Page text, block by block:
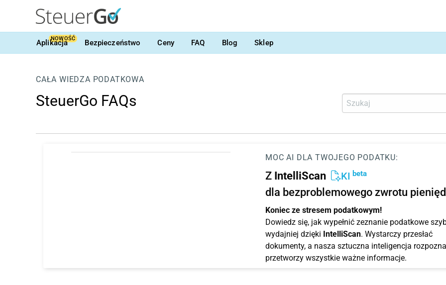
Aplikacja
NOWOŚĆ Bezpieczeństwo Ceny FAQ Blog Sklep
CAŁA WIEDZA PODATKOWA
SteuerGo FAQs
MOC AI DLA TWOJEGO PODATKU:
Z IntelliScan KI beta
dla bezproblemowego zwrotu
Koniec ze stresem podatkowym!
Dowiedz się, jak wypełnić zeznanie podatkowe
wydajniej dzięki IntelliScan. Wystarczy przesłać
dokumenty, a nasza sztuczna inteligencja
przetworzy wszystkie ważne informacje.